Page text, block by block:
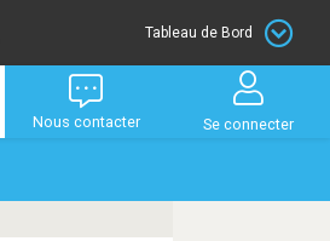
Tableau de Bord
Nous contacter Se connecter